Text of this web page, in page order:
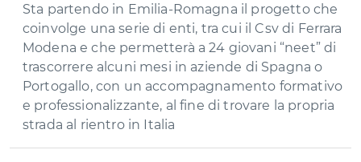
Sta partendo in Emilia-Romagna il progetto che
coinvolge una serie di enti, tra cui il Csv di Ferrara
Modena e che permetterà a 24 giovani “neet” di
trascorrere alcuni mesi in aziende di Spagna o
Portogallo, con un accompagnamento formativo
e professionalizzante, al fine di trovare la propria
strada al rientro in Italia